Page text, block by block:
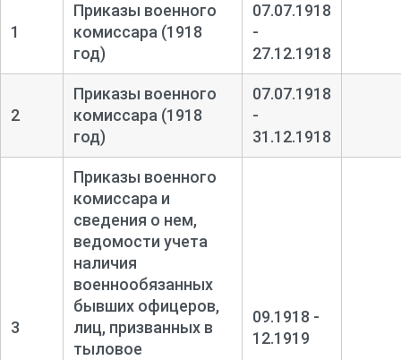
1
Приказы военного
комиссара (1918
год)
07.07.1918
-
27.12.1918
2
Приказы военного
комиссара (1918
год)
07.07.1918
-
31.12.1918
3
Приказы военного
комиссара и
сведения о нем,
ведомости учета
наличия
военнообязанных
бывших офицеров,
лиц, призванных в
тыловое
09.1918 -
12.1919